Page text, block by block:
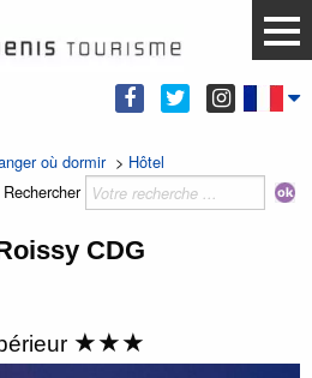
où dormir> Hôtel
Rechercher
CDG
★★★